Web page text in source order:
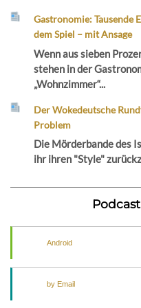
Gastronomie: Tausende
dem Spiel – mit Ansage
Wenn aus sieben
stehen in der
„Wohnzimmer“...
Der Wokedeutsche
Problem
Die Mörderbande des
ihr ihren "Style"
Android
by Email